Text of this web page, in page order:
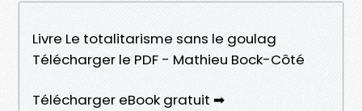
Livre Le totalitarisme sans le goulag
Télécharger le PDF - Mathieu Bock-Côté
Télécharger eBook gratuit ➡